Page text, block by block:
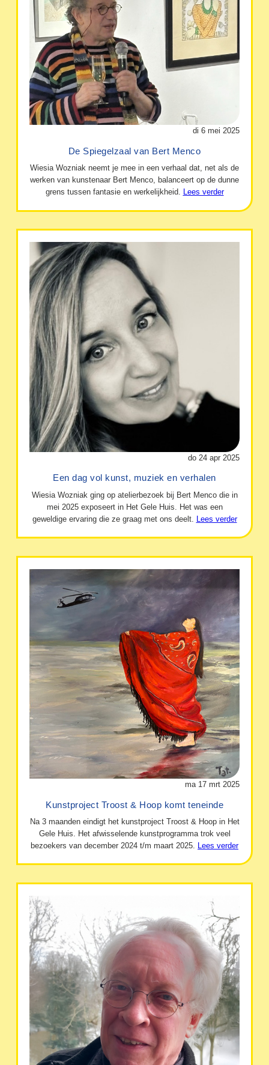
di 6 mei 2025
De Spiegelzaal van Bert Menco
Wiesia Wozniak neemt je mee in een verhaal dat, net als de
werken van kunstenaar Bert Menco, balanceert op de dunne
grens tussen fantasie en werkelijkheid. Lees verder
do 24 apr 2025
Een dag vol kunst, muziek en verhalen
Wiesia Wozniak ging op atelierbezoek bij Bert Menco die in
mei 2025 exposeert in Het Gele Huis. Het was een
geweldige ervaring die ze graag met ons deelt.
Lees verder
ma 17 mrt 2025
Kunstproject Troost & Hoop komt teneinde
Na 3 maanden eindigt het kunstproject Troost & Hoop in Het
Gele Huis. Het afwisselende kunstprogramma trok veel
bezoekers van december 2024 t/m maart 2025. Lees verder